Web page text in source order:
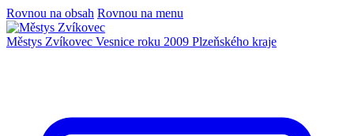
Rovnou na obsah Rovnou na menu
Městys Zvíkovec Vesnice roku 2009 Plzeňského kraje